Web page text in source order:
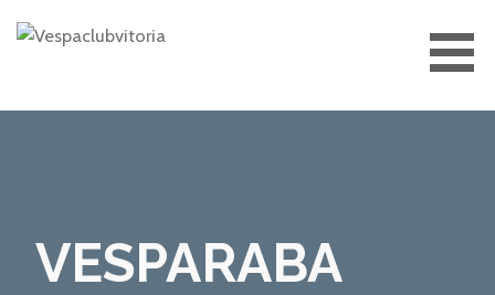
VESPARABA